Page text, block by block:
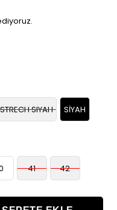
SIYAH SİYAH
41 42